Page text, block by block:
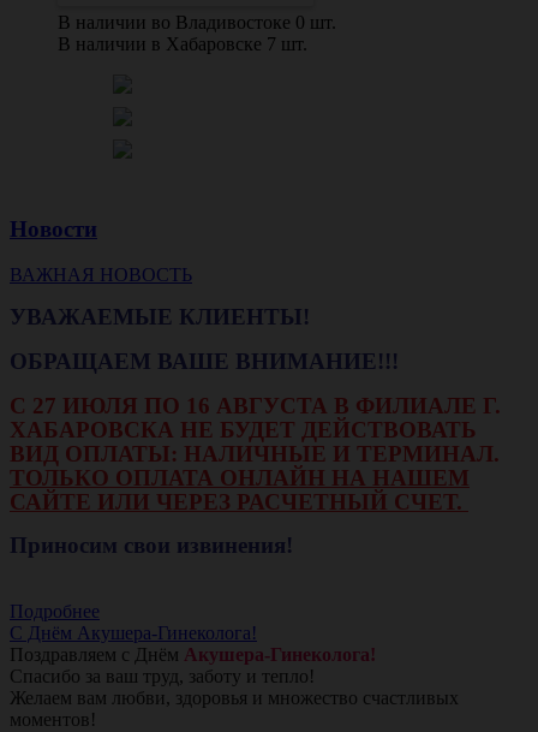
В наличии во Владивостоке 0 шт.
В наличии в Хабаровске 7 шт.
Новости
ВАЖНАЯ НОВОСТЬ
УВАЖАЕМЫЕ КЛИЕНТЫ!
ОБРАЩАЕМ ВАШЕ ВНИМАНИЕ!!!
С 27 ИЮЛЯ ПО 16 АВГУСТА В ФИЛИАЛЕ Г.
ХАБАРОВСКА НЕ БУДЕТ ДЕЙСТВОВАТЬ
ВИД ОПЛАТЫ: НАЛИЧНЫЕ И ТЕРМИНАЛ.
ТОЛЬКО ОПЛАТА ОНЛАЙН НА НАШЕМ
САЙТЕ ИЛИ ЧЕРЕЗ РАСЧЕТНЫЙ СЧЕТ.
Приносим свои извинения!
Подробнее
С Днём Акушера-Гинеколога!
Поздравляем с Днём Акушера-Гинеколога!
Спасибо за ваш труд, заботу и тепло!
Желаем вам любви, здоровья и множество счастливых
моментов!